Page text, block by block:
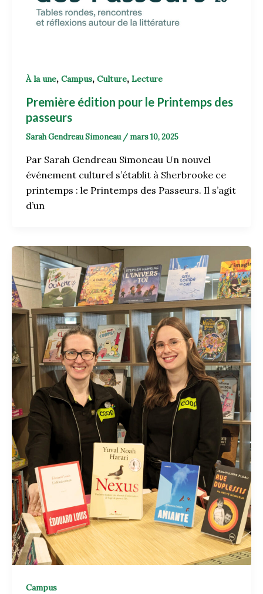
À la une, Campus, Culture, Lecture
Première édition pour le Printemps des
passeurs
Sarah Gendreau Simoneau / mars 10, 2025
Par Sarah Gendreau Simoneau Un nouvel
événement culturel s’établit à Sherbrooke ce
printemps : le Printemps des Passeurs. Il s’agit
d’un
Campus